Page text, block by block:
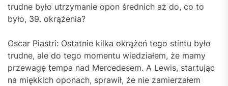
trudne było utrzymanie opon średnich aż do, co to
było, 39. okrążenia?
Oscar Piastri: Ostatnie kilka okrążeń tego stintu było
trudne, ale do tego momentu wiedziałem, że mamy
przewagę tempa nad Mercedesem. A Lewis, startując
na miękkich oponach, sprawił, że nie zamierzałem